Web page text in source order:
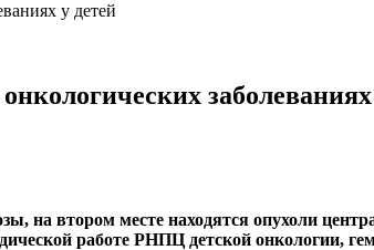
у детей
на втором месте находятся опухоли
работе РНПЦ детской онкологии,